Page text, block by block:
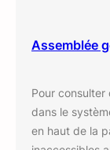
Assemblée
Pour
dans le
en haut de la